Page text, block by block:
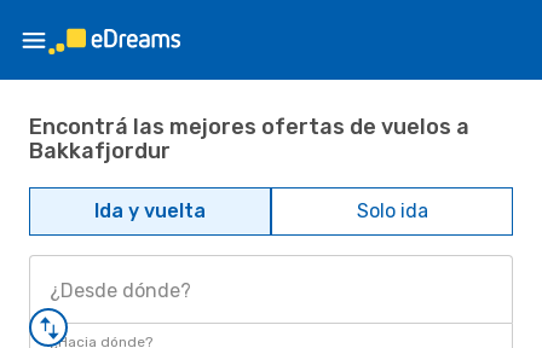
Encontrá las mejores ofertas de vuelos a
Bakkafjordur
Ida y vuelta Solo ida
¿Desde dónde?
¿Hacia dónde?